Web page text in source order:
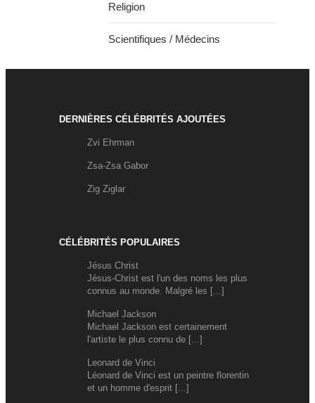
Religion
Scientifiques / Médecins
DERNIÈRES CÉLÉBRITÉS AJOUTÉES
Zvi Ehrman
Zsa-Zsa Gabor
Zig Ziglar
CÉLÉBRITÉS POPULAIRES
Jésus Christ
Jésus-Christ est l'un des noms les plus
connus au monde. Malgré les [...]
Michael Jackson
Michael Jackson est certainement
l'artiste le plus connu de [...]
Leonard de Vinci
Léonard de Vinci est un peintre florentin
et un homme d'esprit [...]